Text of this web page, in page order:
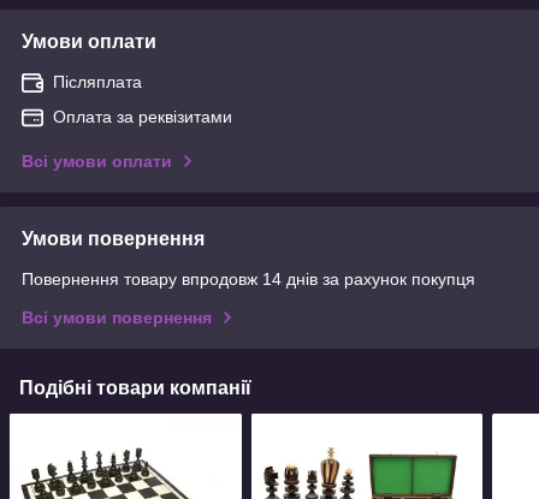
Умови оплати
Післяплата
Оплата за реквізитами
Всі умови оплати
Умови повернення
Повернення товару впродовж 14 днів за рахунок покупця
Всі умови повернення
Подібні товари компанії